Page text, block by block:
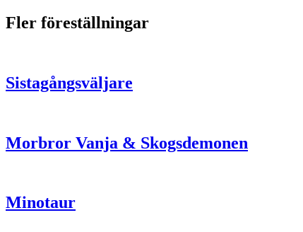
Fler föreställningar
Sistagångsväljare
Morbror Vanja & Skogsdemonen
Minotaur